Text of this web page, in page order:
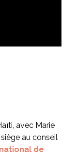
avec Marie
au conseil
de